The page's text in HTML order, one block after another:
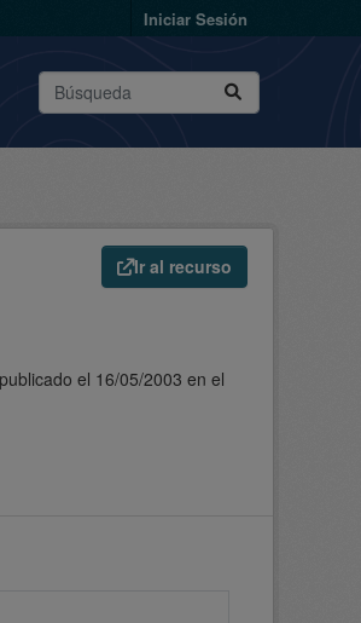
Iniciar Sesión
Ir al recurso
el 16/05/2003 en el